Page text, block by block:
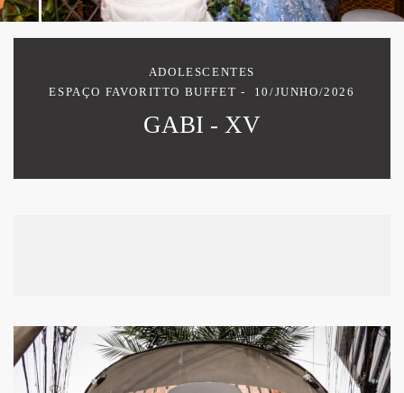
ADOLESCENTES
ESPAÇO FAVORITTO BUFFET
10/JUNHO/2026
GABI - XV